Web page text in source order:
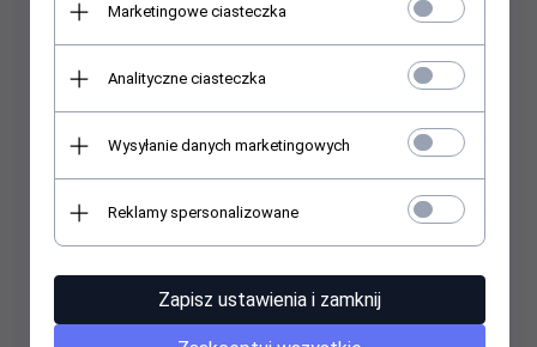
Marketingowe ciasteczka
Analityczne ciasteczka
Wysyłanie danych marketingowych
Reklamy spersonalizowane
Zapisz ustawienia i zamknij